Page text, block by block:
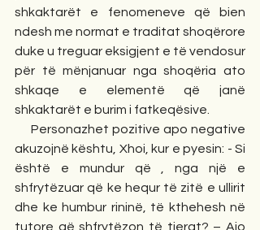
shkaktarët e fenomeneve që bien
ndesh me normat e traditat shoqërore
duke u treguar eksigjent e të vendosur
për të mënjanuar nga shoqëria ato
shkaqe e elementë që janë
shkaktarët e burim i fatkeqësive.
Personazhet pozitive apo negative
akuzojnë kështu, Xhoi, kur e pyesin: - Si
është e mundur që , nga një e
shfrytëzuar që ke hequr të zitë e ullirit
dhe ke humbur rininë, të kthehesh në
tutore që shfrytëzon të tjerat? – Ajo